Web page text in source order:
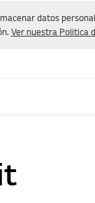
datos
Ver nuestra Politica